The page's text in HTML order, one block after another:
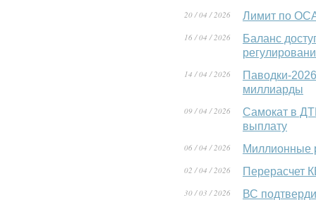
20 / 04 / 2026 Лимит по
16 / 04 / 2026
Баланс
14 / 04 / 2026
Паводки-
миллиарды
09 / 04 / 2026
Самокат в
выплату
06 / 04 / 2026 Миллионные
02 / 04 / 2026 Перерасчет
30 / 03 / 2026
ВС